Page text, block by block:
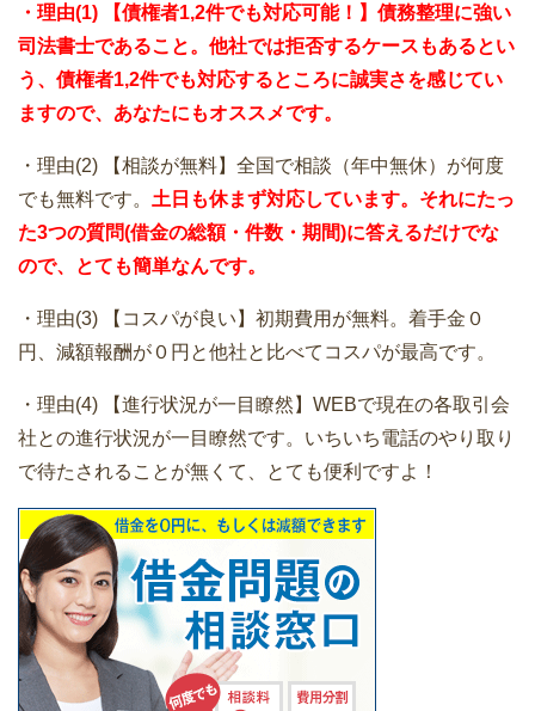
・理由(1) 【債権者1,2件でも対応可能！】債務整理に強い
司法書士であること。他社では拒否するケースもあるとい
う、債権者1,2件でも対応するところに誠実さを感じてい
ますので、あなたにもオススメです。
・理由(2) 【相談が無料】全国で相談（年中無休）が何度
でも無料です。 土日も休まず対応しています。それにたっ
た3つの質問(借金の総額・件数・期間)に答えるだけでな
ので、とても簡単なんです。
・理由(3) 【コスパが良い】初期費用が無料。着手金０
円、減額報酬が０円と他社と比べてコスパが最高です。
・理由(4) 【進行状況が一目瞭然】WEBで現在の各取引会
社との進行状況が一目瞭然です。いちいち電話のやり取り
で待たされることが無くて、とても便利ですよ！